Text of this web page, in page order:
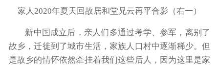
家人2020年夏天回故居和堂兄云再平合影（右一）
新中国成立后，亲人们多通过考学、参军，离别了
故乡，迁徙到了城市生活，家族人口村中逐渐稀少。但
是故乡的情怀依然牵挂着我们这些后人，因为这里是家